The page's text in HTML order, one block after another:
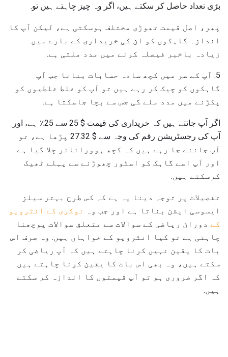
بڑی تعداد حاصل کر سکتے ہیں، اگر وہ چیز چاہتے ہیں تو.
پھر، اصل قیمت تھوڑی مختلف ہوسکتی ہے، لیکن آپ کا
اندازہ گاہکوں کو ان کی خریداری کے بارے میں
زیادہ باخبر فیصلہ کرنے میں مدد ملتی ہے.
5. آپ کے سر میں کچھ سادہ حسابات بنانا جب آپ
گاہکوں کو چیک کر رہے ہیں تو آپ کو غلط غلطیوں کو
پکڑنے میں مدد ملے گی جس سے بچا جاسکتا ہے.
اگر آپ جانتے ہیں کہ خریداری کی قیمت $ 25 سے 25٪ ہے، اور
آپ کی رجسٹریشن رقم کی وجہ سے $ 27.32 پڑھا ہے، تو
آپ جاننے جا رہے ہیں کہ کچھ ہوورائائر چلا گیا ہے
اور آپ اسے گاہک کو اسٹور چھوڑنے سے پہلے ٹھیک
کرسکتے ہیں.
تفصیلات پر توجہ دینا یہ ہے کہ کس طرح بہتر سیلز
ایسوسی ایشن بناتا ہے اور جب وہ
نوکری کے انٹرویو
کے دوران ریاضی کے سوالات سے متعلق سوالات پوچھنا
چاہتی ہے تو کیا انٹرویو کے خواہاں ہیں. وہ صرف اس
بات کا یقین نہیں کرنا چاہتے ہیں کہ آپ ریاضی کر
سکتے ہیں، وہ بھی اس بات کا یقین کرنا چاہتے ہیں
کہ اگر ضروری ہو تو آپ قیمتوں کا اندازہ کر سکتے
ہیں.